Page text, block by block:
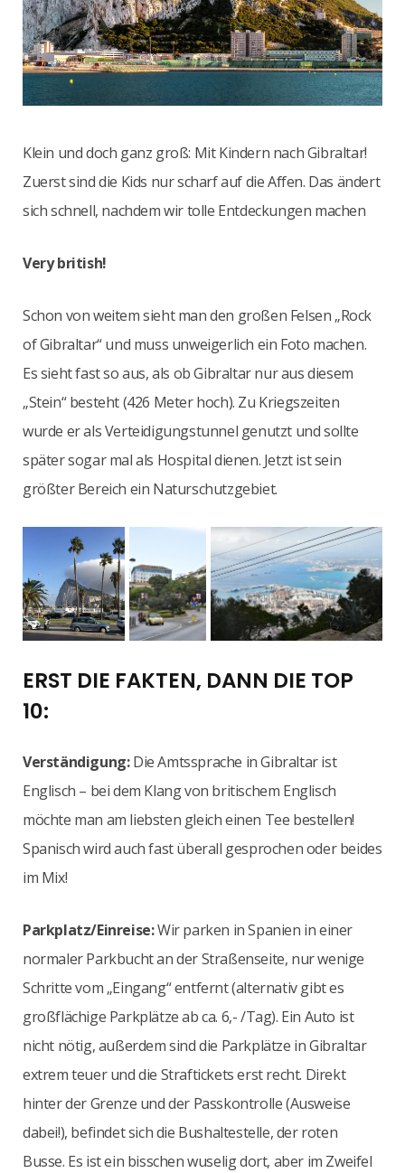
Klein und doch ganz groß: Mit Kindern nach Gibraltar!
Zuerst sind die Kids nur scharf auf die Affen. Das ändert
sich schnell, nachdem wir tolle Entdeckungen machen
Very british!
Schon von weitem sieht man den großen Felsen „Rock
of Gibraltar“ und muss unweigerlich ein Foto machen.
Es sieht fast so aus, als ob Gibraltar nur aus diesem
„Stein“ besteht (426 Meter hoch). Zu Kriegszeiten
wurde er als Verteidigungstunnel genutzt und sollte
später sogar mal als Hospital dienen. Jetzt ist sein
größter Bereich ein Naturschutzgebiet.
ERST DIE FAKTEN, DANN DIE TOP
10:
Verständigung:Die Amtssprache in Gibraltar ist
Englisch – bei dem Klang von britischem Englisch
möchte man am liebsten gleich einen Tee bestellen!
Spanisch wird auch fast überall gesprochen oder beides
im Mix!
Parkplatz/Einreise:Wir parken in Spanien in einer
normaler Parkbucht an der Straßenseite, nur wenige
Schritte vom „Eingang“ entfernt (alternativ gibt es
großflächige Parkplätze ab ca. 6,- /Tag). Ein Auto ist
nicht nötig, außerdem sind die Parkplätze in Gibraltar
extrem teuer und die Straftickets erst recht. Direkt
hinter der Grenze und der Passkontrolle (Ausweise
dabei!), befindet sich die Bushaltestelle, der roten
Busse. Es ist ein bisschen wuselig dort, aber im Zweifel